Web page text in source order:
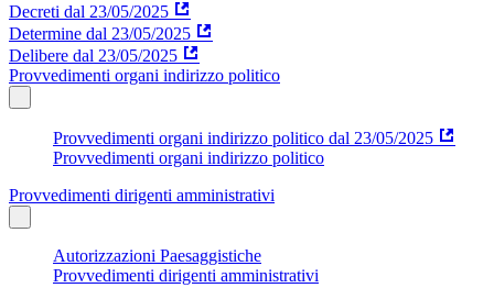
Decreti dal 23/05/2025
Determine dal 23/05/2025
Delibere dal 23/05/2025
Provvedimenti organi indirizzo politico
Provvedimenti organi indirizzo politico dal 23/05/2025
Provvedimenti organi indirizzo politico
Provvedimenti dirigenti amministrativi
Autorizzazioni Paesaggistiche
Provvedimenti dirigenti amministrativi